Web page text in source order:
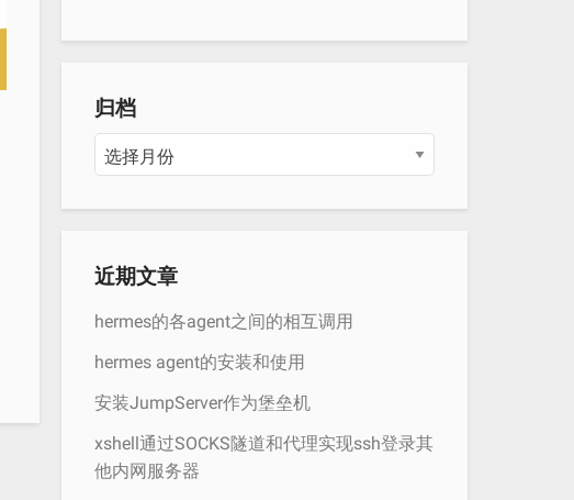
归档
归
档
近期文章
hermes的各agent之间的相互调用
hermes agent的安装和使用
安装JumpServer作为堡垒机
xshell通过SOCKS隧道和代理实现ssh登录其
他内网服务器